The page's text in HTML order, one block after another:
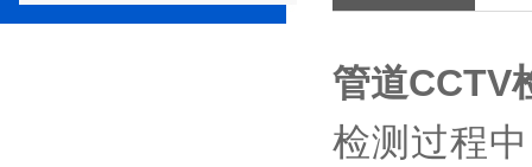
管道CCTV
检测过程